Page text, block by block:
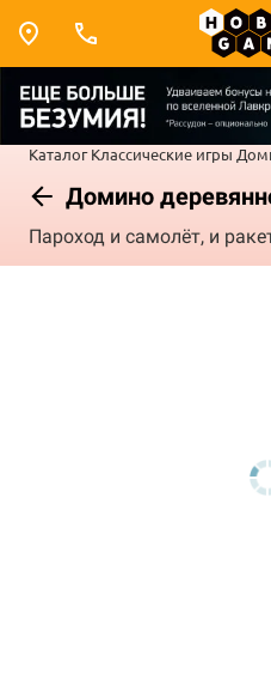
Каталог Классические игры
Домино
Пароход и самолёт, и